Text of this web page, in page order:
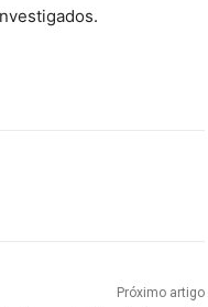
Próximo artigo